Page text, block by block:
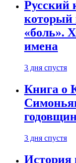
Русский
который
«боль».
имена
3 дня спустя
Книга о
3 дня спустя
История